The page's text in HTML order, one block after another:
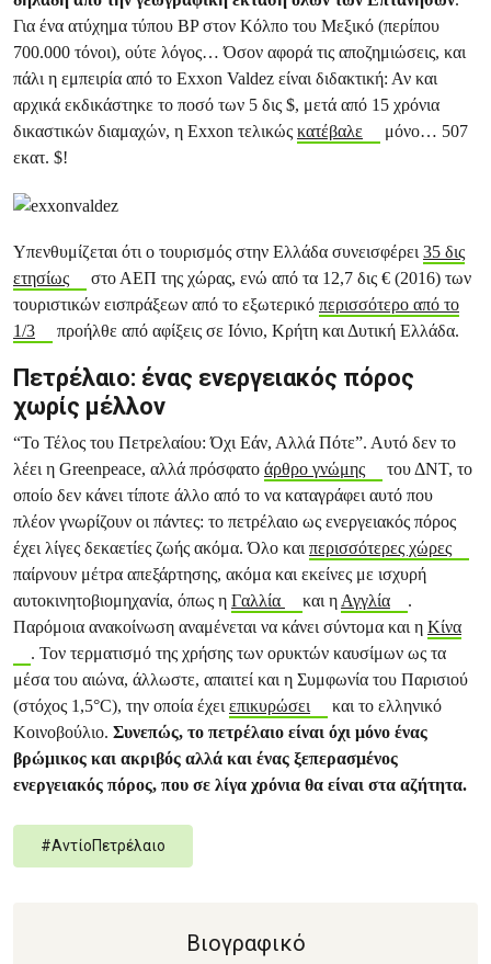
Για ένα ατύχημα τύπου BP στον Κόλπο του Μεξικό (περίπου
700.000 τόνοι), ούτε λόγος… Όσον αφορά τις αποζημιώσεις, και
πάλι η εμπειρία από το Exxon Valdez είναι διδακτική: Αν και
αρχικά εκδικάστηκε το ποσό των 5 δις $, μετά από 15 χρόνια
δικαστικών διαμαχών, η Exxon τελικώς κατέβαλε
μόνο… 507
εκατ. $!
Υπενθυμίζεται ότι ο τουρισμός στην Ελλάδα συνεισφέρει 35 δις
ετησίως
στο ΑΕΠ της χώρας, ενώ από τα 12,7 δις € (2016) των
τουριστικών εισπράξεων από το εξωτερικό περισσότερο από το
1/3
προήλθε από αφίξεις σε Ιόνιο, Κρήτη και Δυτική Ελλάδα.
Πετρέλαιο: ένας ενεργειακός πόρος
χωρίς μέλλον
“Το Τέλος του Πετρελαίου: Όχι Εάν, Αλλά Πότε”. Αυτό δεν το
λέει η Greenpeace, αλλά πρόσφατο άρθρο γνώμης
του ΔΝΤ, το
οποίο δεν κάνει τίποτε άλλο από το να καταγράφει αυτό που
πλέον γνωρίζουν οι πάντες: το πετρέλαιο ως ενεργειακός πόρος
έχει λίγες δεκαετίες ζωής ακόμα. Όλο και περισσότερες χώρες
παίρνουν μέτρα απεξάρτησης, ακόμα και εκείνες με ισχυρή
αυτοκινητοβιομηχανία, όπως η Γαλλία και η Αγγλία
.
Παρόμοια ανακοίνωση αναμένεται να κάνει σύντομα και η Κίνα
. Τον τερματισμό της χρήσης των ορυκτών καυσίμων ως τα
μέσα του αιώνα, άλλωστε, απαιτεί και η Συμφωνία του Παρισιού
(στόχος 1,5°C), την οποία έχει επικυρώσει
και το ελληνικό
Κοινοβούλιο. Συνεπώς, το πετρέλαιο είναι όχι μόνο ένας
βρώμικος και ακριβός αλλά και ένας ξεπερασμένος
ενεργειακός πόρος, που σε λίγα χρόνια θα είναι στα αζήτητα.
#ΑντίοΠετρέλαιο
Βιογραφικό